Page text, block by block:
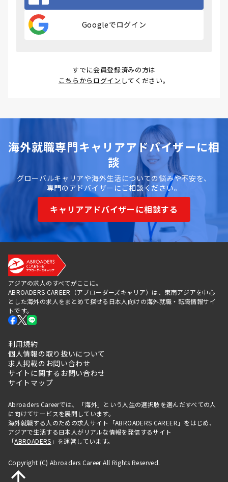
Googleでログイン
すでに会員登録済みの方は
こちらからログイン してください。
海外就職専門キャリアアドバイザーに相
談
グローバルキャリアや海外生活についての悩みや不安を、
専門のアドバイザーにご相談ください。
キャリアアドバイザーに相談する
アジアの求人のすべてがここに。
ABROADERS CAREER（アブローダーズキャリア）は、東南アジアを中心
とした海外の求人をまとめて探せる日本人向けの海外就職・転職情報サイ
トです。
利用規約
個人情報の取り扱いについて
求人掲載のお問い合わせ
サイトに関するお問い合わせ
サイトマップ
Abroaders Careerでは、「海外」という人生の選択肢を選んだすべての人
に向けてサービスを展開しています。
海外就職する人のための求人サイト「ABROADERS CAREER」をはじめ、
アジアで生活する日本人がリアルな情報を発信するサイト
「ABROADERS 」を運営しています。
Copyright (C) Abroaders Career All Rights Reserved.